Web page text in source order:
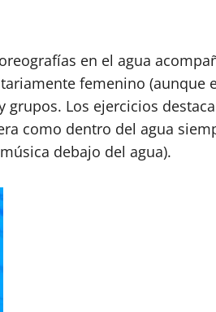
en el agua
femenino (aunque
Los ejercicios
como dentro del agua
debajo del agua).